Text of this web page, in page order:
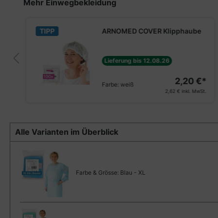
Mehr Einwegbekleidung
TIPP ARNOMED COVER Klipphaube
Lieferung bis 12.08.26
Farbe: weiß 2,20 €*
2,62 € inkl. MwSt.
Alle Varianten im Überblick
Farbe & Grösse: Blau - XL